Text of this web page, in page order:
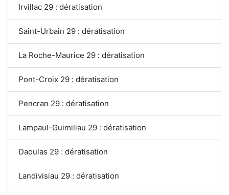
Irvillac 29 : dératisation
Saint-Urbain 29 : dératisation
La Roche-Maurice 29 : dératisation
Pont-Croix 29 : dératisation
Pencran 29 : dératisation
Lampaul-Guimiliau 29 : dératisation
Daoulas 29 : dératisation
Landivisiau 29 : dératisation